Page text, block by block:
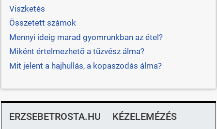
Viszketés
Összetett számok
Mennyi ideig marad gyomrunkban az étel?
Miként értelmezhető a tűzvész álma?
Mit jelent a hajhullás, a kopaszodás álma?
ERZSEBETROSTA.HU KÉZELEMÉZÉS